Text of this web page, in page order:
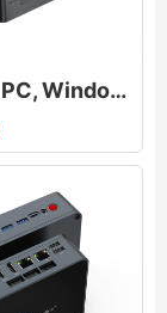
4K Mini PC, Windows 11 Mini Computer Beelink Intel Processor N5095 8GB DDR4 256GB SSD Dual Screen